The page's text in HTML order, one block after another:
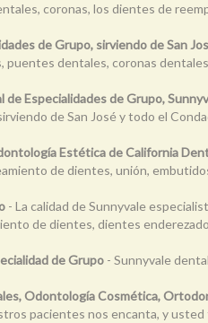
coronas, los dientes de
de Grupo, sirviendo de San
puentes dentales, coronas
Especialidades de Grupo,
de San José y todo el
Estética de California
de dientes, unión,
- La calidad de Sunnyvale
de dientes, dientes
de Grupo - Sunnyvale dental
Odontología Cosmética,
pacientes nos encanta, y usted